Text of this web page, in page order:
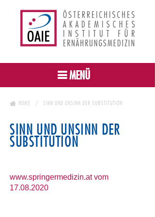
MENÜ
HOME SINN UND UNSINN DER SUBSTITUTION
SINN UND UNSINN DER
SUBSTITUTION
www.springermedizin.at vom
17.08.2020